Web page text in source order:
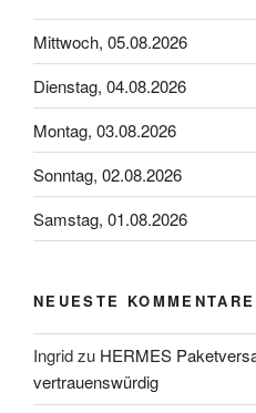
Mittwoch, 05.08.2026
Dienstag, 04.08.2026
Montag, 03.08.2026
Sonntag, 02.08.2026
Samstag, 01.08.2026
NEUESTE KOMMENTARE
Ingridzu HERMES
vertrauenswürdig